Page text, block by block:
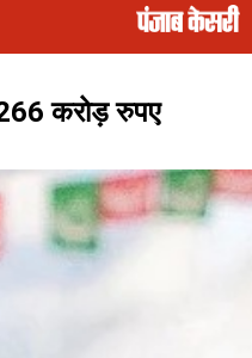
करोड़ रुपए